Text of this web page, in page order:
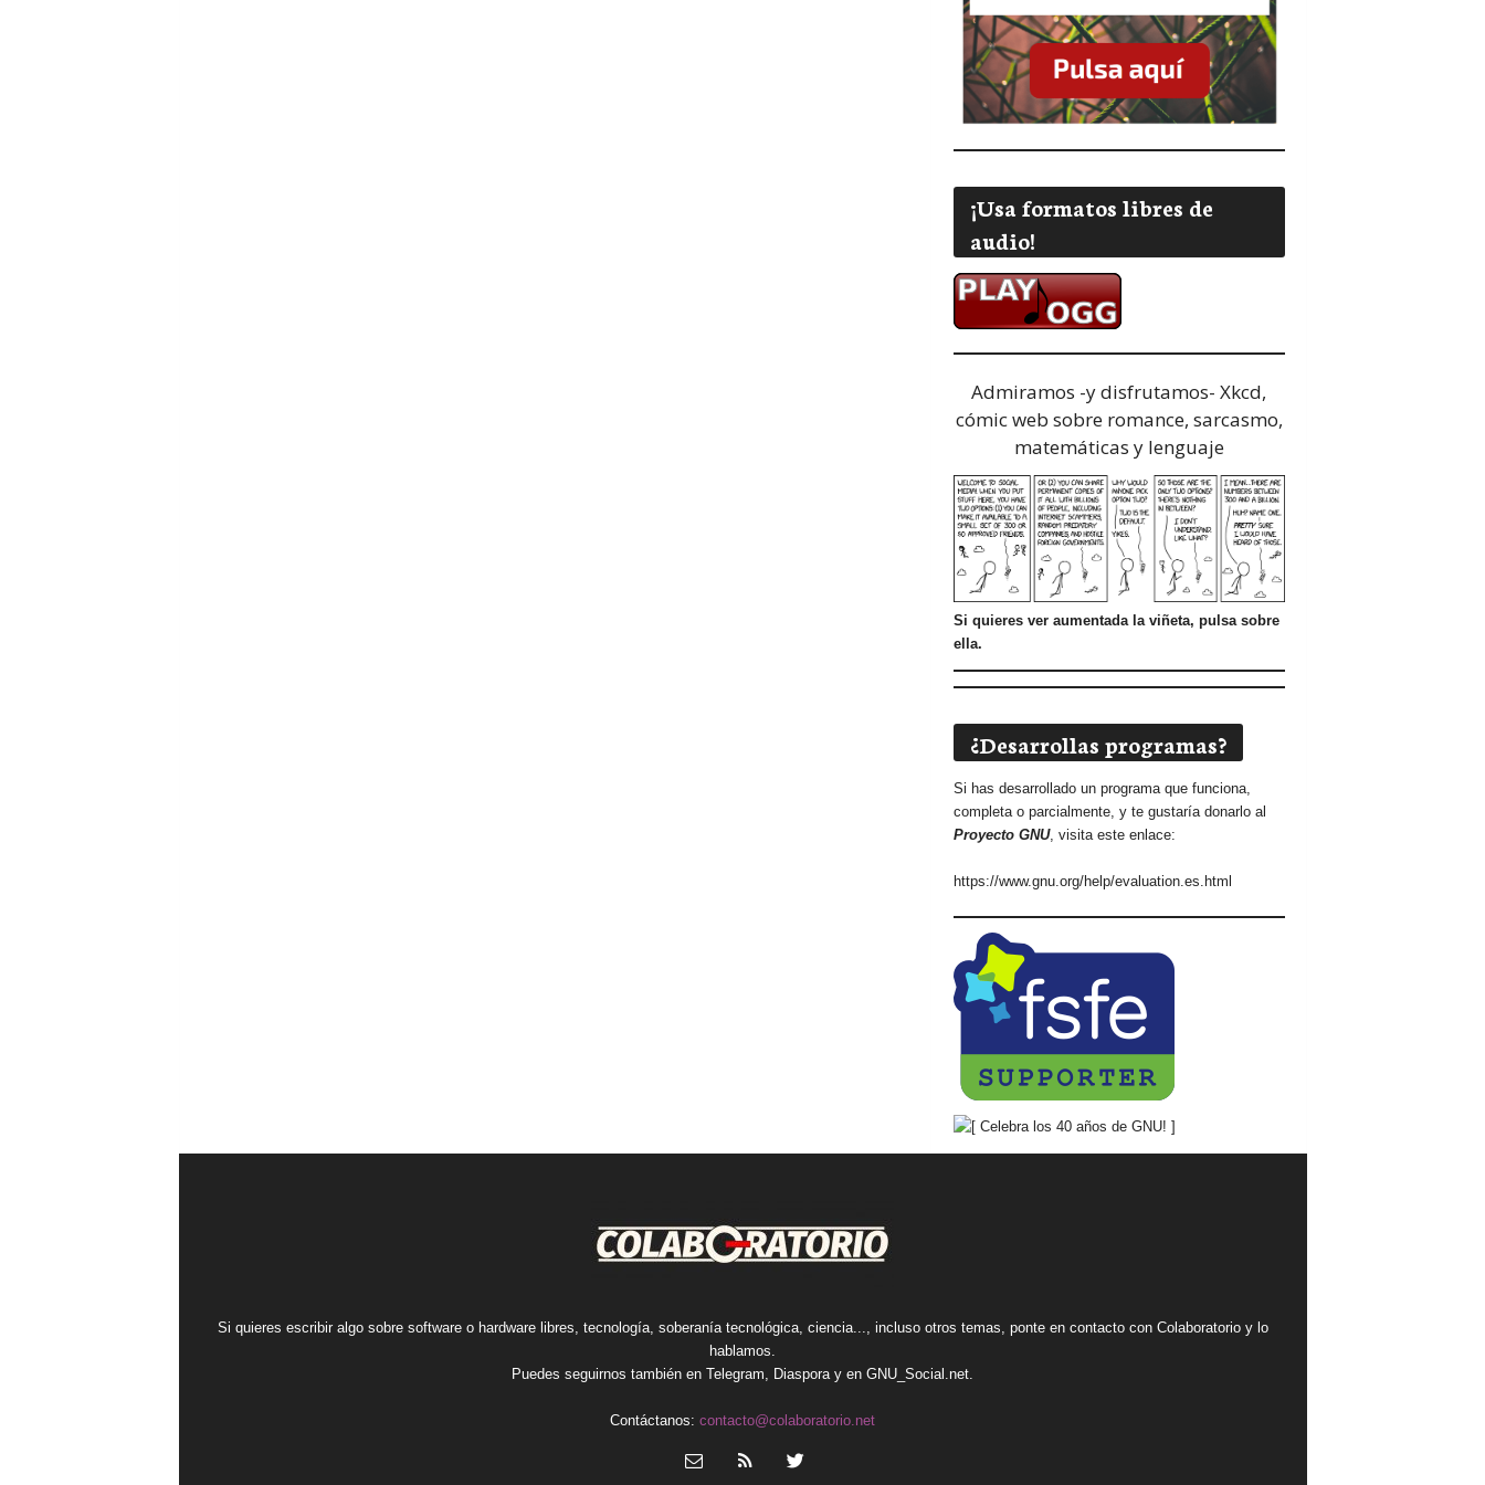
¡Usa formatos libres de
audio!
Admiramos -y disfrutamos- Xkcd,
cómic web sobre romance, sarcasmo,
matemáticas y lenguaje
Si quieres ver aumentada la viñeta, pulsa sobre
ella.
¿Desarrollas programas?
Si has desarrollado un programa que funciona,
completa o parcialmente, y te gustaría donarlo al
Proyecto GNU, visita este enlace:
https://www.gnu.org/help/evaluation.es.html
Si quieres escribir algo sobre software o hardware libres, tecnología, soberanía tecnológica, ciencia..., incluso otros temas, ponte en contacto con Colaboratorio y lo
hablamos.
Puedes seguirnos también en Telegram, Diasporay en GNU_Social.net.
Contáctanos: contacto@colaboratorio.net